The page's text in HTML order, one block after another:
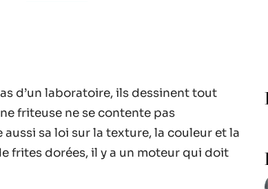
d’un laboratoire, ils dessinent tout
friteuse ne se contente pas
sa loi sur la texture, la couleur et la
frites dorées, il y a un moteur qui doit